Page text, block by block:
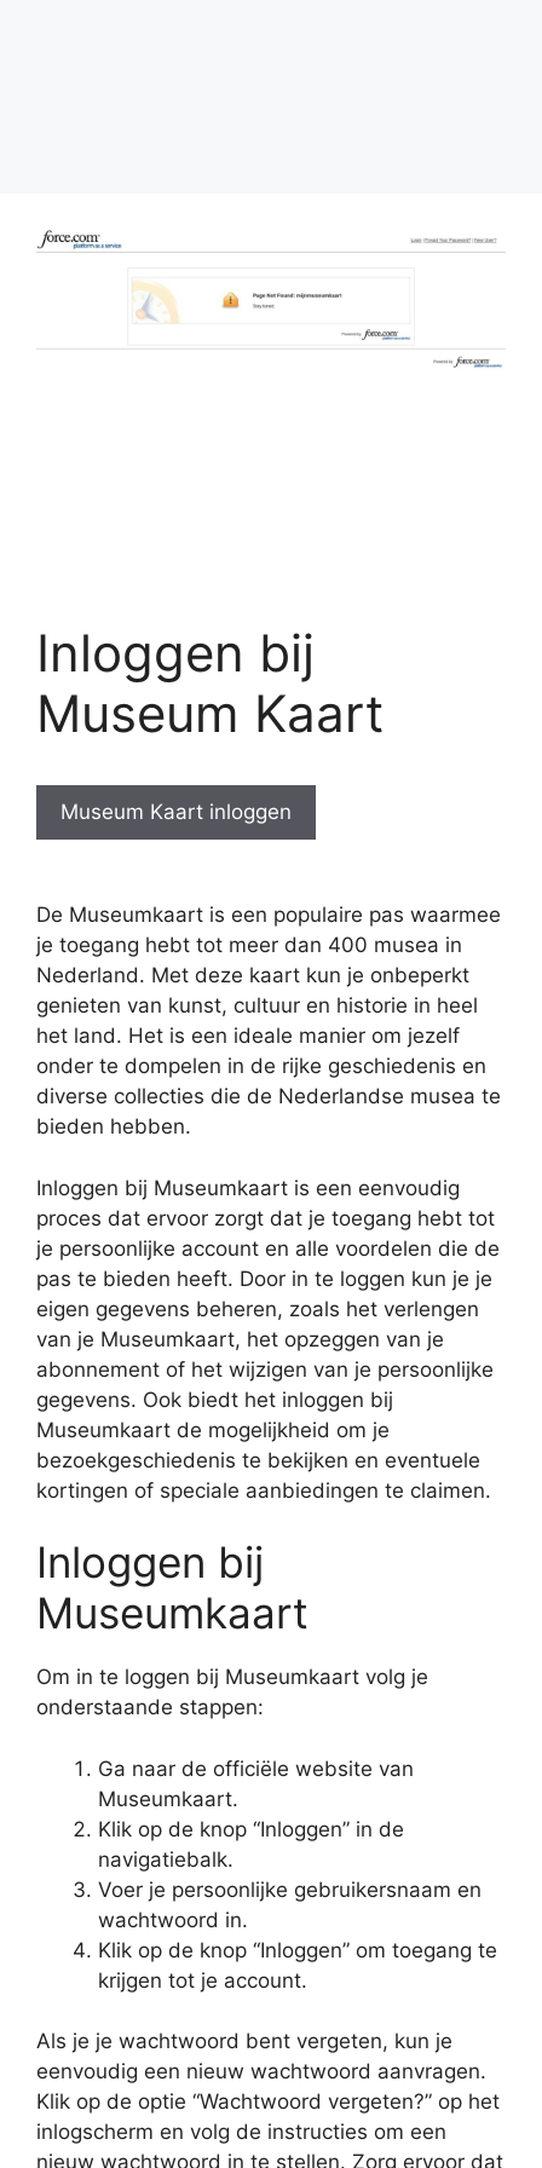
Inloggen bij
Museum Kaart
Museum Kaart inloggen
De Museumkaart is een populaire pas waarmee
je toegang hebt tot meer dan 400 musea in
Nederland. Met deze kaart kun je onbeperkt
genieten van kunst, cultuur en historie in heel
het land. Het is een ideale manier om jezelf
onder te dompelen in de rijke geschiedenis en
diverse collecties die de Nederlandse musea te
bieden hebben.
Inloggen bij Museumkaart is een eenvoudig
proces dat ervoor zorgt dat je toegang hebt tot
je persoonlijke account en alle voordelen die de
pas te bieden heeft. Door in te loggen kun je je
eigen gegevens beheren, zoals het verlengen
van je Museumkaart, het opzeggen van je
abonnement of het wijzigen van je persoonlijke
gegevens. Ook biedt het inloggen bij
Museumkaart de mogelijkheid om je
bezoekgeschiedenis te bekijken en eventuele
kortingen of speciale aanbiedingen te claimen.
Inloggen bij
Museumkaart
Om in te loggen bij Museumkaart volg je
onderstaande stappen:
Ga naar de officiële website van
Museumkaart.
Klik op de knop “Inloggen” in de
navigatiebalk.
Voer je persoonlijke gebruikersnaam en
wachtwoord in.
Klik op de knop “Inloggen” om toegang te
krijgen tot je account.
Als je je wachtwoord bent vergeten, kun je
eenvoudig een nieuw wachtwoord aanvragen.
Klik op de optie “Wachtwoord vergeten?” op het
inlogscherm en volg de instructies om een
nieuw wachtwoord in te stellen. Zorg ervoor dat